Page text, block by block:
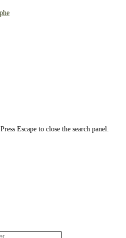
Press Escape to close the search panel.